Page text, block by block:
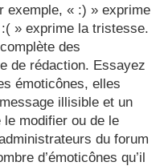
exemple, « :) » exprime
» exprime la tristesse.
des
de rédaction. Essayez
émoticônes, elles
illisible et un
le modifier ou de le
du forum
d’émoticônes qu’il